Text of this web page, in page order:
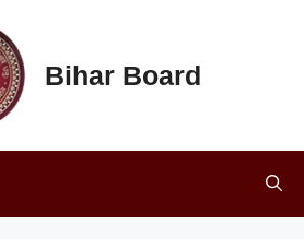
Bihar Board